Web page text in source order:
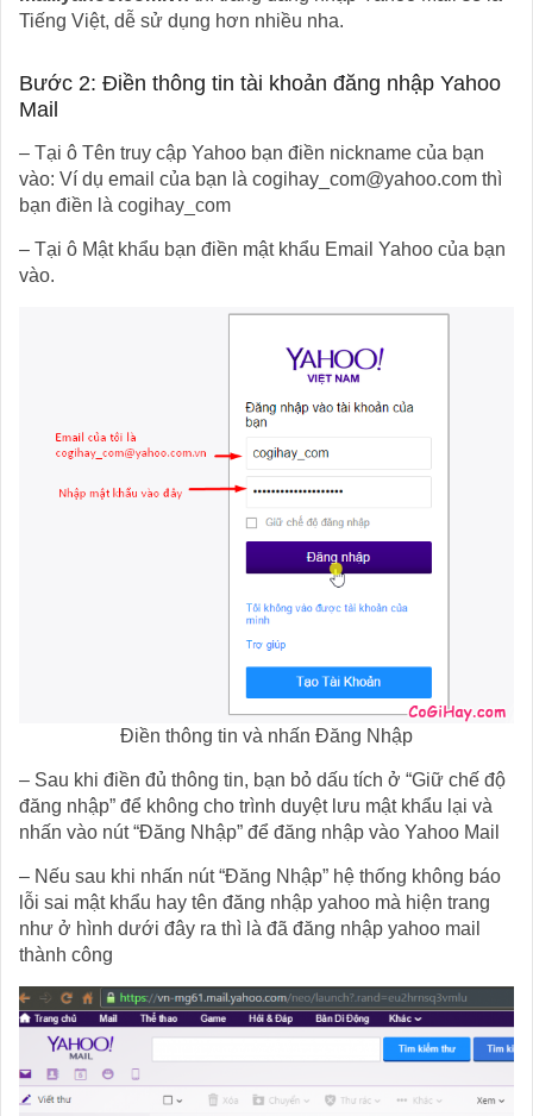
Tiếng Việt, dễ sử dụng hơn nhiều nha.
Bước 2: Điền thông tin tài khoản đăng nhập Yahoo
Mail
– Tại ô Tên truy cập Yahoo bạn điền nickname của bạn
vào: Ví dụ email của bạn là cogihay_com@yahoo.com thì
bạn điền là cogihay_com
– Tại ô Mật khẩu bạn điền mật khẩu Email Yahoo của bạn
vào.
Điền thông tin và nhấn Đăng Nhập
– Sau khi điền đủ thông tin, bạn bỏ dấu tích ở “Giữ chế độ
đăng nhập” để không cho trình duyệt lưu mật khẩu lại và
nhấn vào nút “Đăng Nhập” để đăng nhập vào Yahoo Mail
– Nếu sau khi nhấn nút “Đăng Nhập” hệ thống không báo
lỗi sai mật khẩu hay tên đăng nhập yahoo mà hiện trang
như ở hình dưới đây ra thì là đã đăng nhập yahoo mail
thành công